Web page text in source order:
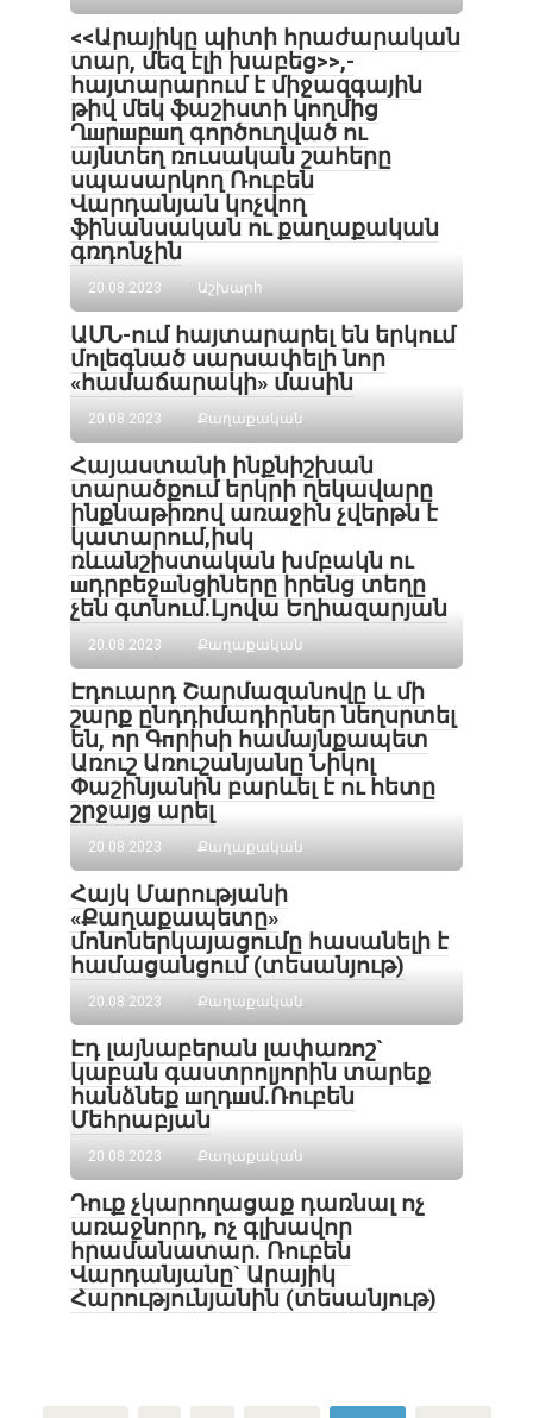
<<Արայիկը պիտի հրաժարական
տար, մեզ էլի խաբեց>>,-
հայտարարում է միջազգային
թիվ մեկ ֆաշիստի կողմից
Ղшրшբшղ գործուղված ու
այնտեղ ռпւսական շահերը
սպասարկող Ռուբեն
Վարդանյան կոչվող
ֆինանսական ու քաղաքական
գռդոնչին
20.08.2023 Աշխարհ
ԱՄՆ-ում հայտարարել են երկում
մոլեգնած սարսափելի նոր
«համաճարակի» մասին
20.08.2023 Քաղաքական
Հայաստանի ինքնիշխան
տարածքում երկրի ղեկավարը
ինքնաթիռով առաջին չվերթն է
կատարում,իսկ
ռևանշիստական խմբակն ու
шդրբեջшնցիները իրենց տեղը
չեն գտնում․Լյովա Եղիազարյան
20.08.2023 Քաղաքական
Էդուարդ Շարմազանովը և մի
շարք ընդդիմադիրներ նեղսրտել
են, որ Գпրիսի համայնքապետ
Առուշ Առուշանյանը Նիկոլ
Փաշինյանին բարևել է ու հետը
շրջայց արել
20.08.2023 Քաղաքական
Հայկ Մարությանի
«Քաղաքապետը»
մոնոներկայացումը հասանելի է
համացանցում (տեսանյութ)
20.08.2023 Քաղաքական
Էդ լայնաբերան լափառոշ`
կաբան գաստրոլյորին տարեք
հանձնեք шղդшմ․Ռուբեն
Մեհրաբյան
20.08.2023 Քաղաքական
Դուք չկարողացաք դառնալ ոչ
առաջնորդ, ոչ գլխավոր
հրամանատար. Ռուբեն
Վարդանյանը` Արայիկ
Հարությունյանին (տեսանյութ)